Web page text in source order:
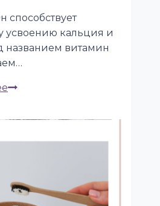
способствует
усвоению кальция и
названием витамин
Какие
для
употреблять?